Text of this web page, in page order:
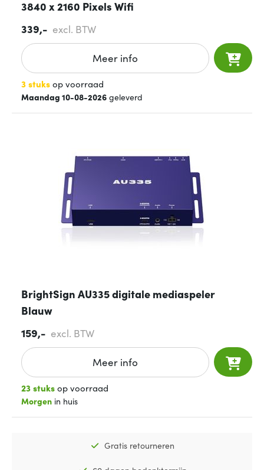
3840 x 2160 Pixels Wifi
339,- excl. BTW
Meer info
3 stuksop voorraad
Maandag 10-08-2026 geleverd
BrightSign AU335 digitale mediaspeler
Blauw
159,- excl. BTW
Meer info
23 stuksop voorraad
Morgen in huis
Gratis retourneren